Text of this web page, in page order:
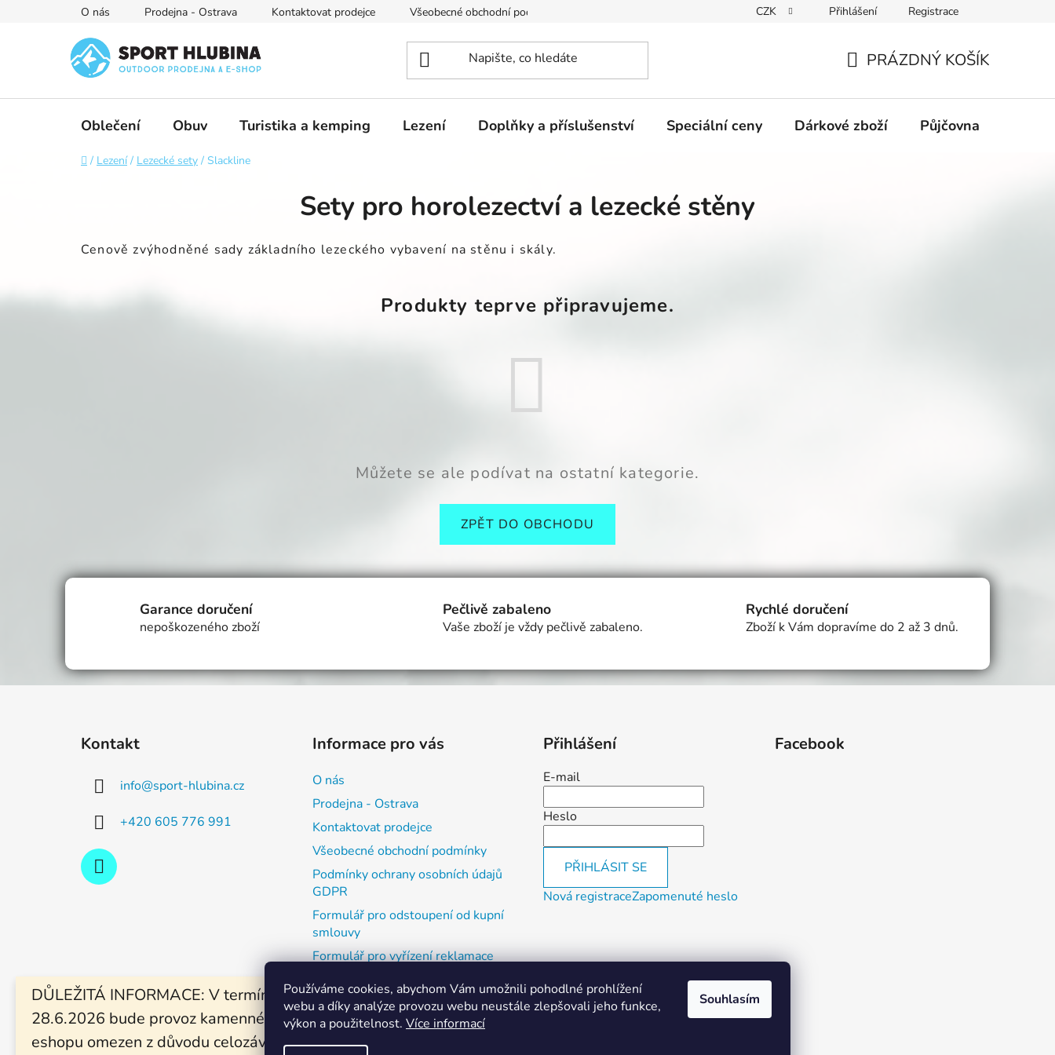
Používáme cookies, abychom Vám umožnili pohodlné prohlížení
webu a díky analýze provozu webu neustále zlepšovali jeho funkce,
výkon a použitelnost. Více informací
Souhlasím
DŮLEŽITÁ INFORMACE: V termínu od 19.6. -
28.6.2026 bude provoz kamenné prodejny a
eshopu omezen z důvodu celozávodní
O nás Prodejna - Ostrava Kontaktovat prodejce Všeobecné obchodní podmínky Podmínky ochrany osobních údajů GDPR Formulář pro odstoupení od kupní smlouvy
CZK Přihlášení Registrace
KOŠÍK
PRÁZDNÝ KOŠÍK
Oblečení Obuv Turistika a kemping Lezení Doplňky a příslušenství Speciální ceny Dárkové zboží Půjčovna
Domů
/ Lezení / Lezecké sety / Slackline
Sety pro horolezectví a lezecké stěny
Cenově zvýhodněné sady základního lezeckého vybavení na stěnu i skály.
Produkty teprve připravujeme.
Můžete se ale podívat na ostatní kategorie.
ZPĚT DO OBCHODU
Garance doručení
nepoškozeného zboží
Pečlivě zabaleno
Vaše zboží je vždy pečlivě zabaleno.
Rychlé doručení
Zboží k Vám dopravíme do 2 až 3 dnů.
Kontakt
info@sport-hlubina.cz
+420 605 776 991
Informace pro vás
O nás
Prodejna - Ostrava
Kontaktovat prodejce
Všeobecné obchodní podmínky
Podmínky ochrany osobních údajů
GDPR
Formulář pro odstoupení od kupní
smlouvy
Formulář pro vyřízení reklamace
Výměna, vrácení zboží a reklamace
Vánoční otevírací doba
Přihlášení
E-mail
Heslo
PŘIHLÁSIT SE
Nová registraceZapomenuté heslo
Facebook